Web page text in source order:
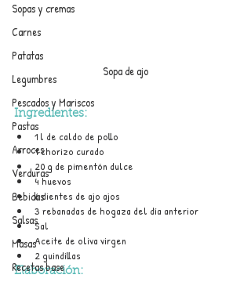
Sopas y cremas
Carnes
Patatas
Legumbres
Pescados y Mariscos
Pastas
Arroces
Verduras
Bebidas
Salsas
Masas
Recetas base
Sopa de ajo
Ingredientes:
1 l de caldo de pollo
1 chorizo curado
20 g de pimentón dulce
4 huevos
6 dientes de ajo ajos
3 rebanadas de hogaza del día anterior
Sal
Aceite de oliva virgen
2 guindillas
Elaboración: